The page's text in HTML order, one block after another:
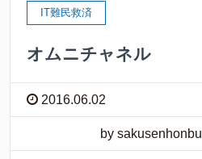
IT難民救済
オムニチャネル
2016.06.02
by sakusenhonbu